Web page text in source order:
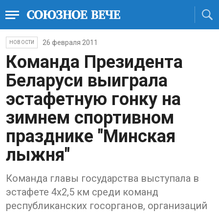
НОВОСТИ 26 февраля 2011
Команда Президента
Беларуси выиграла
эстафетную гонку на
зимнем спортивном
празднике "Минская
лыжня"
Команда главы государства выступала в
эстафете 4х2,5 км среди команд
республиканских госорганов, организаций